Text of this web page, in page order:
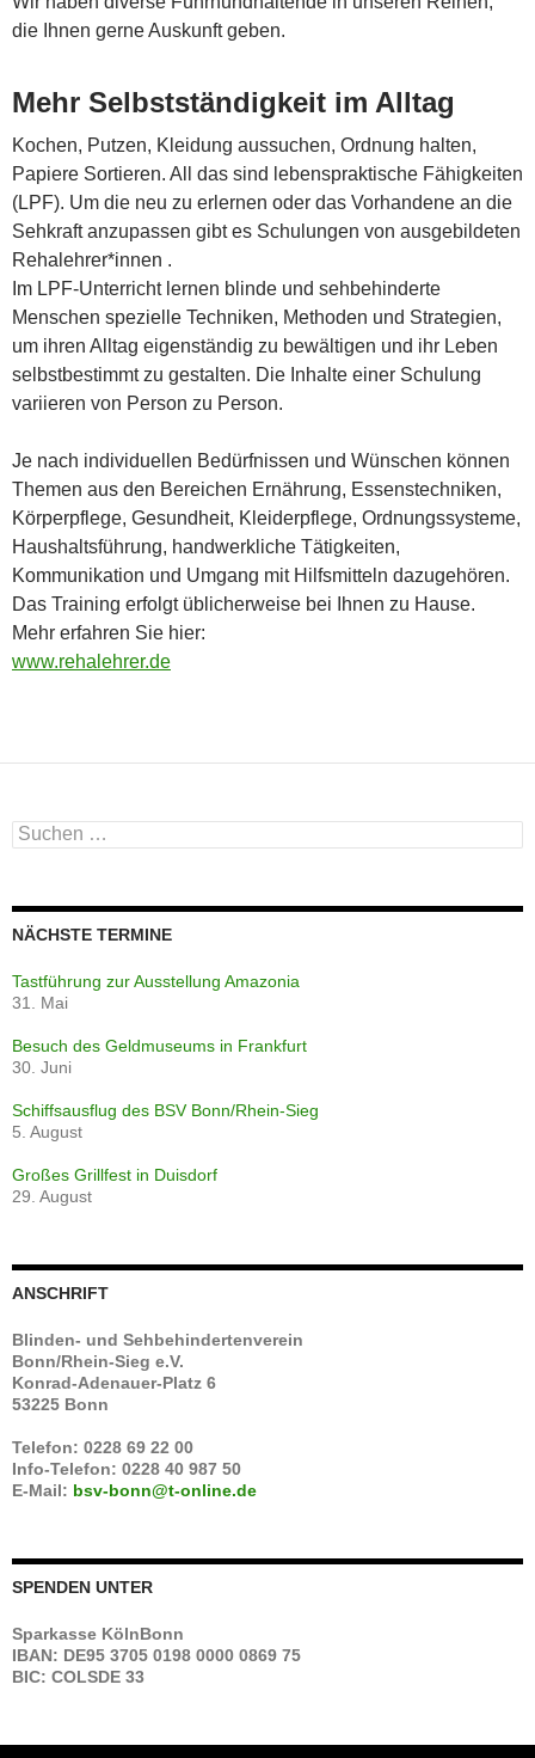
die Ihnen gerne Auskunft geben.
Mehr Selbstständigkeit im Alltag
Kochen, Putzen, Kleidung aussuchen, Ordnung halten,
Papiere Sortieren. All das sind lebenspraktische Fähigkeiten
(LPF). Um die neu zu erlernen oder das Vorhandene an die
Sehkraft anzupassen gibt es Schulungen von ausgebildeten
Rehalehrer*innen .
Im LPF-Unterricht lernen blinde und sehbehinderte
Menschen spezielle Techniken, Methoden und Strategien,
um ihren Alltag eigenständig zu bewältigen und ihr Leben
selbstbestimmt zu gestalten. Die Inhalte einer Schulung
variieren von Person zu Person.
Je nach individuellen Bedürfnissen und Wünschen können
Themen aus den Bereichen Ernährung, Essenstechniken,
Körperpflege, Gesundheit, Kleiderpflege, Ordnungssysteme,
Haushaltsführung, handwerkliche Tätigkeiten,
Kommunikation und Umgang mit Hilfsmitteln dazugehören.
Das Training erfolgt üblicherweise bei Ihnen zu Hause.
Mehr erfahren Sie hier:
www.rehalehrer.de
Suchen
nach:
NÄCHSTE TERMINE
Tastführung zur Ausstellung Amazonia
31. Mai
Besuch des Geldmuseums in Frankfurt
30. Juni
Schiffsausflug des BSV Bonn/Rhein-Sieg
5. August
Großes Grillfest in Duisdorf
29. August
ANSCHRIFT
Blinden- und Sehbehindertenverein
Bonn/Rhein-Sieg e.V.
Konrad-Adenauer-Platz 6
53225 Bonn
Telefon: 0228 69 22 00
Info-Telefon: 0228 40 987 50
E-Mail: bsv-bonn@t-online.de
SPENDEN UNTER
Sparkasse KölnBonn
IBAN: DE95 3705 0198 0000 0869 75
BIC: COLSDE 33